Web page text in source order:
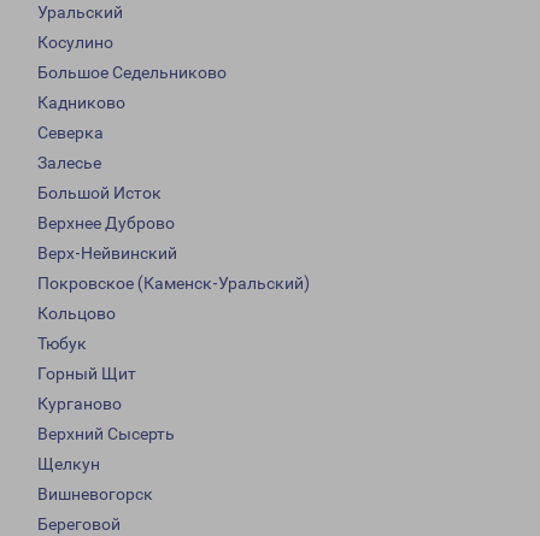
Уральский
Косулино
Большое Седельниково
Кадниково
Северка
Залесье
Большой Исток
Верхнее Дуброво
Верх-Нейвинский
Покровское (Каменск-Уральский)
Кольцово
Тюбук
Горный Щит
Курганово
Верхний Сысерть
Щелкун
Вишневогорск
Береговой